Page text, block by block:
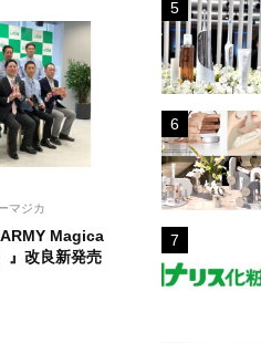
マジカ
Magica
』改良新発売